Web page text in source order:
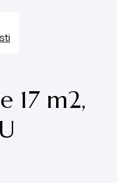
17 m2,